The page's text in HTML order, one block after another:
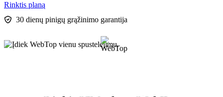
Rinktis planą
30 dienų pinigų grąžinimo garantija